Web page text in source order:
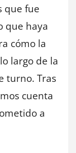
que fue
que haya
cómo la
largo de la
turno. Tras
cuenta
a